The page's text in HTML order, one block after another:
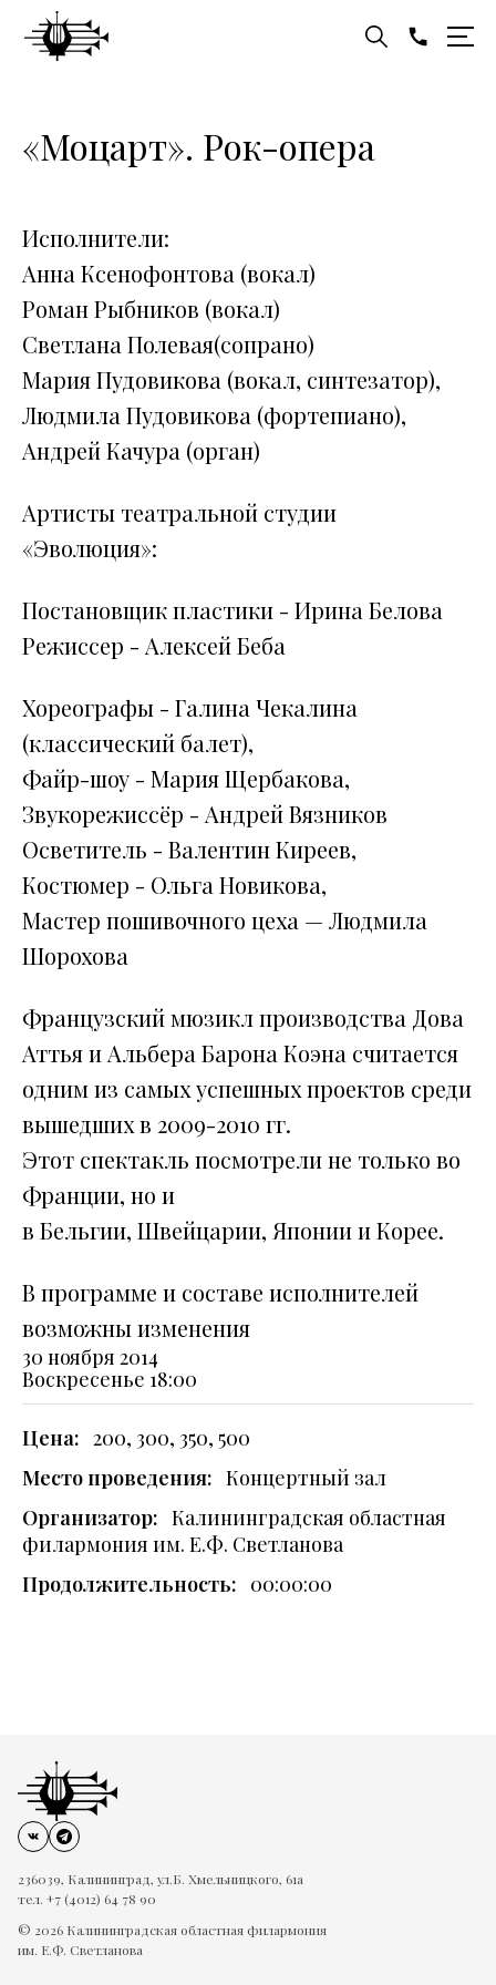
«Моцарт». Рок-опера
Исполнители:
Анна Ксенофонтова (вокал)
Роман Рыбников (вокал)
Светлана Полевая(сопрано)
Мария Пудовикова (вокал, синтезатор),
Людмила Пудовикова (фортепиано),
Андрей Качура (орган)
Артисты театральной студии
«Эволюция»:
Постановщик пластики - Ирина Белова
Режиссер - Алексей Беба
Хореографы - Галина Чекалина
(классический балет),
Файр-шоу - Мария Щербакова,
Звукорежиссёр - Андрей Вязников
Осветитель - Валентин Киреев,
Костюмер - Ольга Новикова,
Мастер пошивочного цеха — Людмила
Шорохова
Французский мюзикл производства Дова
Аттья и Альбера Барона Коэна считается
одним из самых успешных проектов среди
вышедших в 2009-2010 гг.
Этот спектакль посмотрели не только во
Франции, но и
в Бельгии, Швейцарии, Японии и Корее.
В программе и составе исполнителей
возможны изменения
30 ноября 2014
Воскресенье 18:00
Цена: 200, 300, 350, 500
Место проведения: Концертный зал
Организатор: Калининградская областная
филармония им. Е.Ф. Светланова
Продолжительность: 00:00:00
236039, Калининград, ул.Б. Хмельницкого, 61а
тел. +7 (4012) 64 78 90
© 2026 Калининградская областная филармония
им. Е.Ф. Светланова